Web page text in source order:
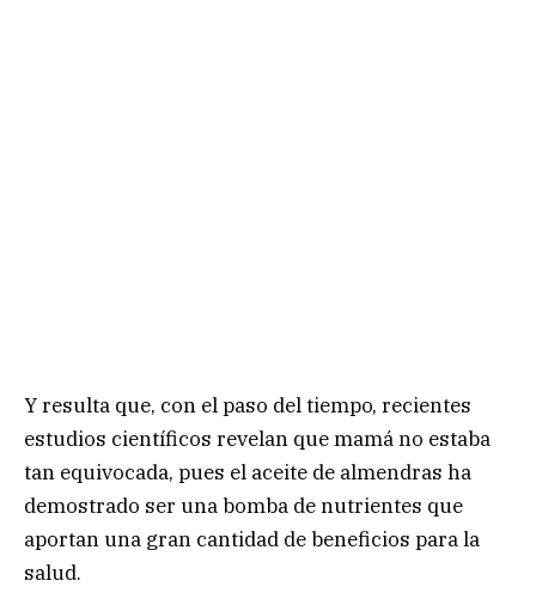
Y resulta que, con el paso del tiempo, recientes
estudios científicos revelan que mamá no estaba
tan equivocada, pues el aceite de almendras ha
demostrado ser una bomba de nutrientes que
aportan una gran cantidad de beneficios para la
salud.